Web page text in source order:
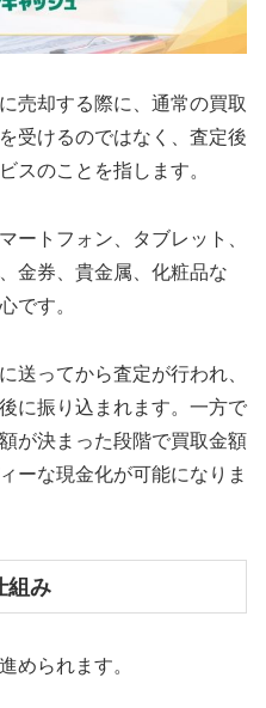
売却する際に、通常の買取
受けるのではなく、査定後
スのことを指します。
ートフォン、タブレット、
金券、貴金属、化粧品な
です。
送ってから査定が行われ、
に振り込まれます。一方で
が決まった段階で買取金額
ーな現金化が可能になりま
組み
められます。